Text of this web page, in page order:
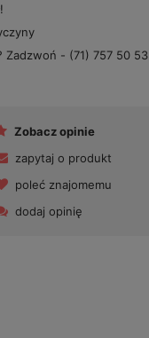
Zadzwoń - (71) 757 50 53
Zobacz opinie
zapytaj o produkt
poleć znajomemu
dodaj opinię